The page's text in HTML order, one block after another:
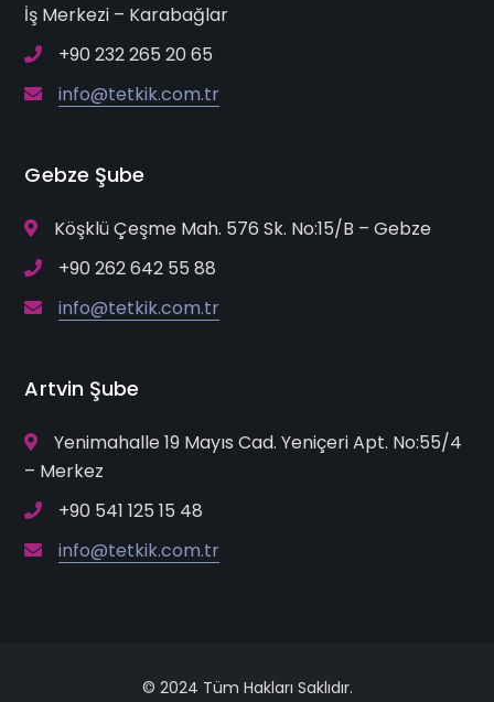
İş Merkezi – Karabağlar
+90 232 265 20 65
info@tetkik.com.tr
Gebze Şube
Köşklü Çeşme Mah. 576 Sk. No:15/B – Gebze
+90 262 642 55 88
info@tetkik.com.tr
Artvin Şube
Yenimahalle 19 Mayıs Cad. Yeniçeri Apt. No:55/4
– Merkez
+90 541 125 15 48
info@tetkik.com.tr
© 2024 Tüm Hakları Saklıdır.